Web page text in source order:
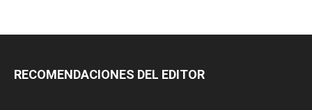
RECOMENDACIONES DEL EDITOR